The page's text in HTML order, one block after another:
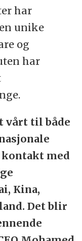
har
unike
og
har
vårt til både
med
Kina,
Det blir